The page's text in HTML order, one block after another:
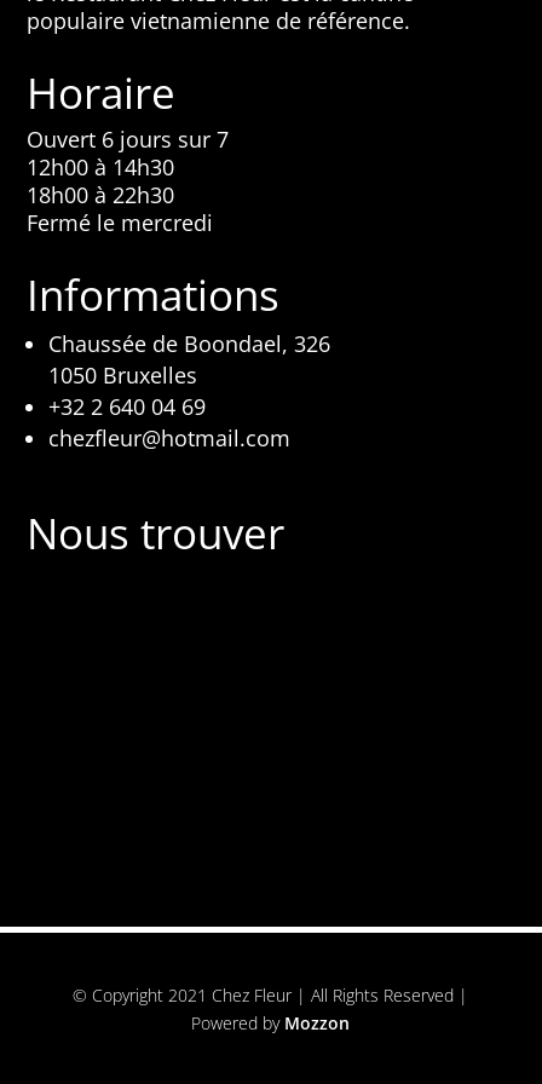
populaire vietnamienne de référence.
Horaire
Ouvert 6 jours sur 7
12h00 à 14h30
18h00 à 22h30
Fermé le mercredi
Informations
Chaussée de Boondael, 326
1050 Bruxelles
+32 2 640 04 69
chezfleur@hotmail.com
Nous trouver
© Copyright 2021 Chez Fleur | All Rights Reserved |
Powered by Mozzon